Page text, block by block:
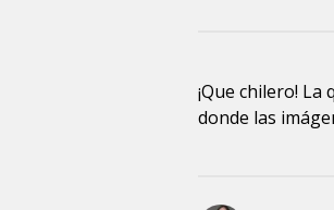
¡Que chilero!
donde las